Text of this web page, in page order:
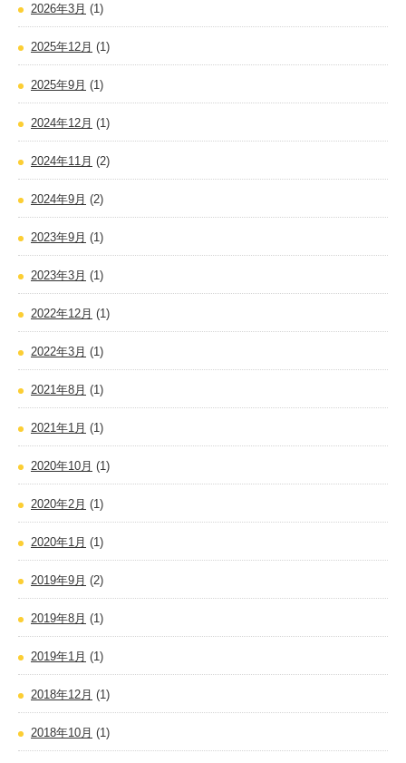
2026年3月 (1)
2025年12月 (1)
2025年9月 (1)
2024年12月 (1)
2024年11月 (2)
2024年9月 (2)
2023年9月 (1)
2023年3月 (1)
2022年12月 (1)
2022年3月 (1)
2021年8月 (1)
2021年1月 (1)
2020年10月 (1)
2020年2月 (1)
2020年1月 (1)
2019年9月 (2)
2019年8月 (1)
2019年1月 (1)
2018年12月 (1)
2018年10月 (1)